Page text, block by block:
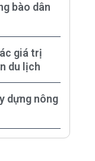
bào dân
giá trị
du lịch
dựng nông